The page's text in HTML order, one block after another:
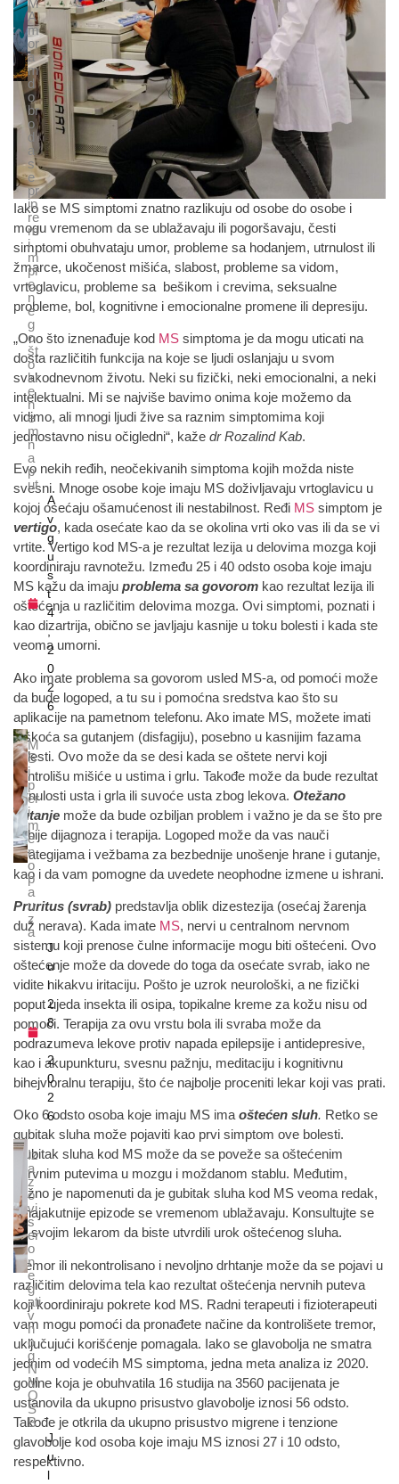
Iako se MS simptomi znatno razlikuju od osobe do osobe i
mogu vremenom da se ublažavaju ili pogoršavaju, česti
simptomi obuhvataju umor, probleme sa hodanjem, utrnulost ili
žmarce, ukočenost mišića, slabost, probleme sa vidom,
vrtoglavicu, probleme sa bešikom i crevima, seksualne
probleme, bol, kognitivne i emocionalne promene ili depresiju.
„Ono što iznenađuje kod MS simptoma je da mogu uticati na
dosta različitih funkcija na koje se ljudi oslanjaju u svom
svakodnevnom životu. Neki su fizički, neki emocionalni, a neki
intelektualni. Mi se najviše bavimo onima koje možemo da
vidimo, ali mnogi ljudi žive sa raznim simptomima koji
jednostavno nisu očigledni“, kaže dr Rozalind Kab.
Evo nekih ređih, neočekivanih simptoma kojih možda niste
svesni. Mnoge osobe koje imaju MS doživljavaju vrtoglavicu u
kojoj osećaju ošamućenost ili nestabilnost. Ređi MS simptom je
vertigo, kada osećate kao da se okolina vrti oko vas ili da se vi
vrtite. Vertigo kod MS-a je rezultat lezija u delovima mozga koji
koordiniraju ravnotežu. Između 25 i 40 odsto osoba koje imaju
MS kažu da imaju problema sa govorom kao rezultat lezija ili
oštećenja u različitim delovima mozga. Ovi simptomi, poznati i
kao dizartrija, obično se javljaju kasnije u toku bolesti i kada ste
veoma umorni.
Ako imate problema sa govorom usled MS-a, od pomoći može
da bude logoped, a tu su i pomoćna sredstva kao što su
aplikacije na pametnom telefonu. Ako imate MS, možete imati
teškoća sa gutanjem (disfagiju), posebno u kasnijim fazama
bolesti. Ovo može da se desi kada se oštete nervi koji
kontrolišu mišiće u ustima i grlu. Takođe može da bude rezultat
utrnulosti usta i grla ili suvoće usta zbog lekova. Otežano
gutanje može da bude ozbiljan problem i važno je da se što pre
dobije dijagnoza i terapija. Logoped može da vas nauči
strategijama i vežbama za bezbednije unošenje hrane i gutanje,
kao i da vam pomogne da uvedete neophodne izmene u ishrani.
Pruritus (svrab) predstavlja oblik dizestezija (osećaj žarenja
duž nerava). Kada imate MS, nervi u centralnom nervnom
sistemu koji prenose čulne informacije mogu biti oštećeni. Ovo
oštećenje može da dovede do toga da osećate svrab, iako ne
vidite nikakvu iritaciju. Pošto je uzrok neurološki, a ne fizički
poput ujeda insekta ili osipa, topikalne kreme za kožu nisu od
pomoći. Terapija za ovu vrstu bola ili svraba može da
podrazumeva lekove protiv napada epilepsije i antidepresive,
kao i akupunkturu, svesnu pažnju, meditaciju i kognitivnu
bihejvioralnu terapiju, što će najbolje proceniti lekar koji vas prati.
Oko 6 odsto osoba koje imaju MS imaoštećen sluh. Retko se
gubitak sluha može pojaviti kao prvi simptom ove bolesti.
Gubitak sluha kod MS može da se poveže sa oštećenim
nervnim putevima u mozgu i moždanom stablu. Međutim,
važno je napomenuti da je gubitak sluha kod MS veoma redak,
a najakutnije epizode se vremenom ublažavaju. Konsultujte se
sa svojim lekarom da biste utvrdili urok oštećenog sluha.
Tremor ili nekontrolisano i nevoljno drhtanje može da se pojavi u
različitim delovima tela kao rezultat oštećenja nervnih puteva
koji koordiniraju pokrete kod MS. Radni terapeuti i fizioterapeuti
vam mogu pomoći da pronađete načine da kontrolišete tremor,
uključujući korišćenje pomagala. Iako se glavobolja ne smatra
jednim od vodećih MS simptoma, jedna meta analiza iz 2020.
godine koja je obuhvatila 16 studija na 3560 pacijenata je
ustanovila da ukupno prisustvo glavobolje iznosi 56 odsto.
Takođe je otkrila da ukupno prisustvo migrene i tenzione
glavobolje kod osoba koje imaju MS iznosi 27 i 10 odsto,
respektivno.
M
A
m
or
a
m
d
o
br
o
d
a
s
e
pr
ip
re
m
i
m
pr
e
n
e
g
o
št
o
kr
e
n
e
m
n
a
p
ut
A
v
g
u
s
t
4
,
2
0
2
6
M
S
i
p
er
i
m
e
n
o
p
a
u
z
a
J
u
l
2
8
,
2
0
2
6
Iz
a
z
o
vi
s
er
o
n
e
g
ati
v
n
o
g
N
M
O
S
B
J
u
l